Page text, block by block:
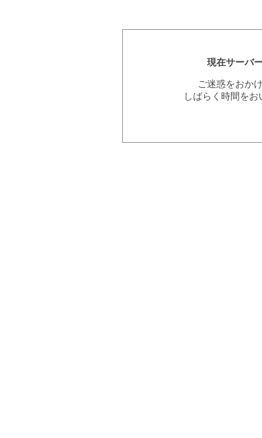
現在サーバ
ご迷惑をおか
しばらく時間を